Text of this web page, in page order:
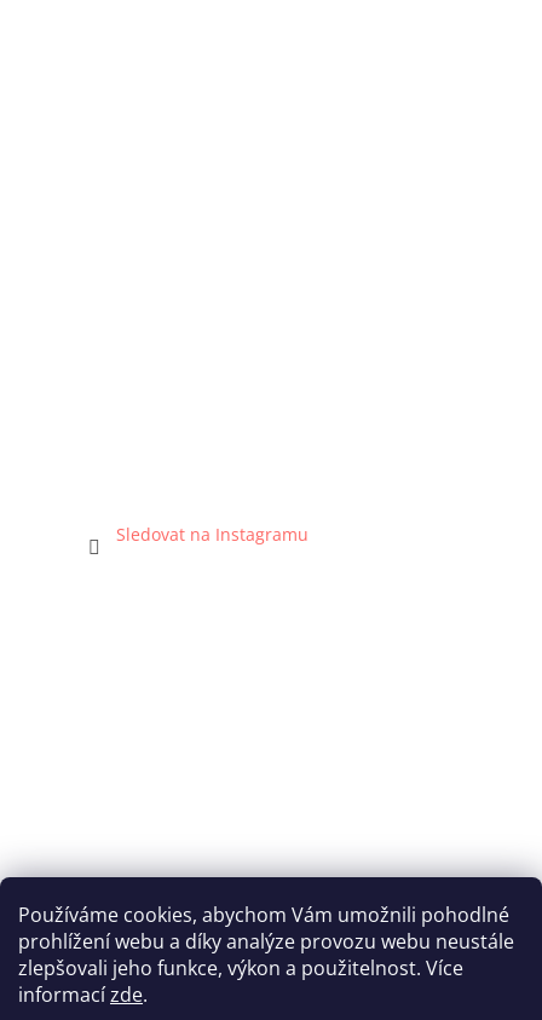
Používáme cookies, abychom Vám umožnili pohodlné
prohlížení webu a díky analýze provozu webu neustále
zlepšovali jeho funkce, výkon a použitelnost. Více
informacízde.
Sledovat na Instagramu
Katka Hromasová Foto